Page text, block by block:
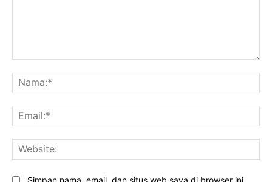
Simpan nama, email, dan situs web saya di browser ini